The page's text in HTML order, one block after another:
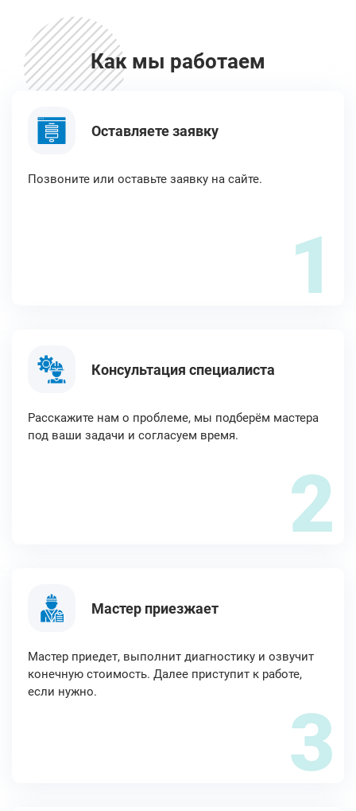
Как мы работаем
Оставляете заявку
Позвоните или оставьте заявку на сайте.
1
Консультация специалиста
Расскажите нам о проблеме, мы подберём мастера
под ваши задачи и согласуем время.
2
Мастер приезжает
Мастер приедет, выполнит диагностику и озвучит
конечную стоимость. Далее приступит к работе,
если нужно.
3